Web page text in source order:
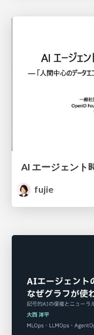
AI エージェント
fujie